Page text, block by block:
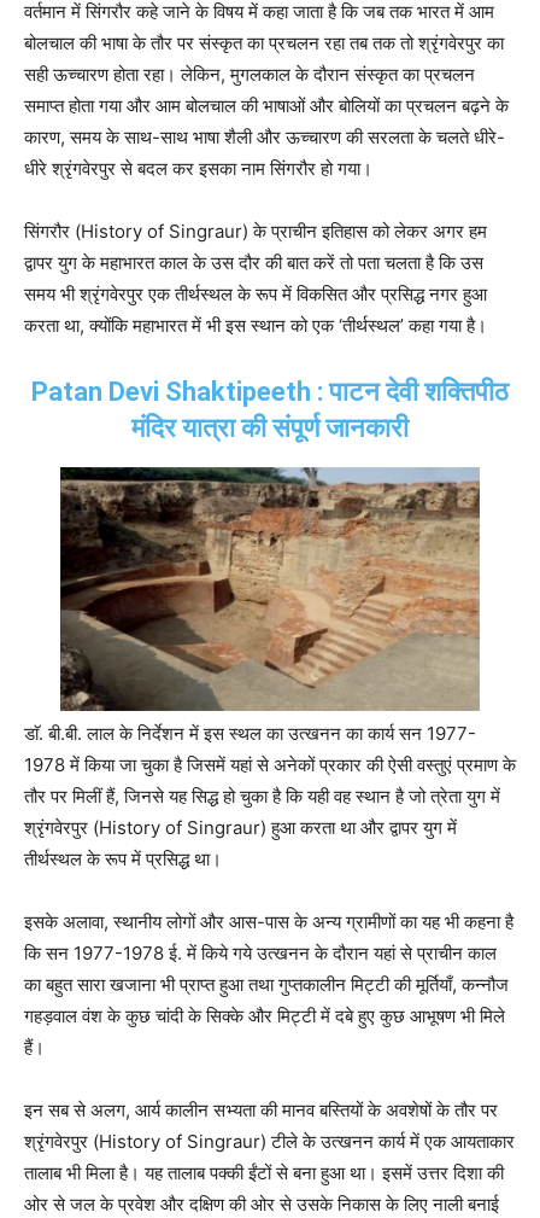
वर्तमान में सिंगरौर कहे जाने के विषय में कहा जाता है कि जब तक भारत में आम
बोलचाल की भाषा के तौर पर संस्कृत का प्रचलन रहा तब तक तो श्रृंगवेरपुर का
सही ऊच्चारण होता रहा। लेकिन, मुगलकाल के दौरान संस्कृत का प्रचलन
समाप्त होता गया और आम बोलचाल की भाषाओं और बोलियों का प्रचलन बढ़ने के
कारण, समय के साथ-साथ भाषा शैली और ऊच्चारण की सरलता के चलते धीरे-
धीरे श्रृंगवेरपुर से बदल कर इसका नाम सिंगरौर हो गया।
सिंगरौर (History of Singraur) के प्राचीन इतिहास को लेकर अगर हम
द्वापर युग के महाभारत काल के उस दौर की बात करें तो पता चलता है कि उस
समय भी श्रृंगवेरपुर एक तीर्थस्थल के रूप में विकसित और प्रसिद्ध नगर हुआ
करता था, क्योंकि महाभारत में भी इस स्थान को एक ‘तीर्थस्थल’ कहा गया है।
Patan Devi Shaktipeeth : पाटन देवी शक्तिपीठ
मंदिर यात्रा की संपूर्ण जानकारी
डाॅ. बी.बी. लाल के निर्देशन में इस स्थल का उत्खनन का कार्य सन 1977-
1978 में किया जा चुका है जिसमें यहां से अनेकों प्रकार की ऐसी वस्तुएं प्रमाण के
तौर पर मिलीं हैं, जिनसे यह सिद्ध हो चुका है कि यही वह स्थान है जो त्रेता युग में
श्रृंगवेरपुर (History of Singraur) हुआ करता था और द्वापर युग में
तीर्थस्थल के रूप में प्रसिद्ध था।
इसके अलावा, स्थानीय लोगों और आस-पास के अन्य ग्रामीणों का यह भी कहना है
कि सन 1977-1978 ई. में किये गये उत्खनन के दौरान यहां से प्राचीन काल
का बहुत सारा खजाना भी प्राप्त हुआ तथा गुप्तकालीन मिट्टी की मूर्तियाँ, कन्नौज
गहड़वाल वंश के कुछ चांदी के सिक्के और मिट्टी में दबे हुए कुछ आभूषण भी मिले
हैं।
इन सब से अलग, आर्य कालीन सभ्यता की मानव बस्तियों के अवशेषों के तौर पर
श्रृंगवेरपुर (History of Singraur) टीले के उत्खनन कार्य में एक आयताकार
तालाब भी मिला है। यह तालाब पक्की ईंटों से बना हुआ था। इसमें उत्तर दिशा की
ओर से जल के प्रवेश और दक्षिण की ओर से उसके निकास के लिए नाली बनाई